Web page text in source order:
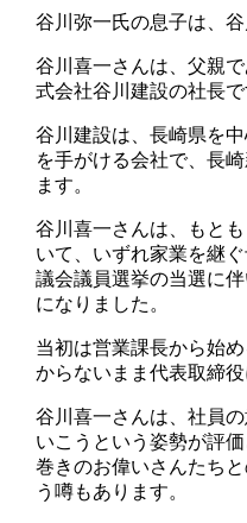
谷川弥一氏の息子は、
谷川喜一さんは、父親
式会社谷川建設の社長で
谷川建設は、長崎県を
を手がける会社で、長
ます。
谷川喜一さんは、もと
いて、いずれ家業を継
議会議員選挙の当選に
になりました。
当初は営業課長から始
からないまま代表取締役
谷川喜一さんは、社員
いこうという姿勢が評
巻きのお偉いさんたち
う噂もあります。